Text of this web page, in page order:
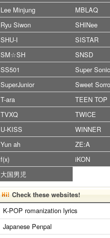
Lee Minjung
MBLAQ
Ryu Siwon
SHINee
SHU-I
SISTAR
SM☆SH
SNSD
SS501
Super Sonic
SuperJunior
Sweet
T-ara
TEEN TOP
TVXQ
TWICE
U-KISS
WINNER
Yun ah
ZE:A
f(x)
iKON
大国男児
Check these websites!
K-POP romanization lyrics
Japanese Penpal